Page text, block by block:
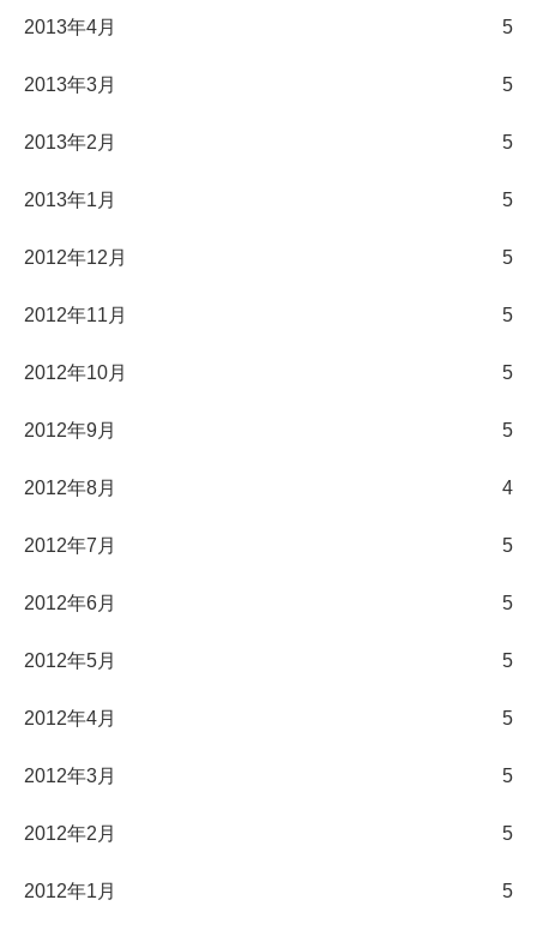
2013年4月 5
2013年3月 5
2013年2月 5
2013年1月 5
2012年12月 5
2012年11月 5
2012年10月 5
2012年9月 5
2012年8月 4
2012年7月 5
2012年6月 5
2012年5月 5
2012年4月 5
2012年3月 5
2012年2月 5
2012年1月 5